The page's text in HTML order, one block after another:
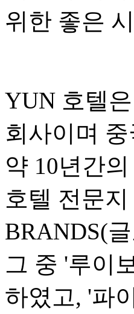
위한 좋은
YUN 호텔
회사이며
약 10년간
호텔 전문
BRANDS(
그 중 '루이
하였고, '파